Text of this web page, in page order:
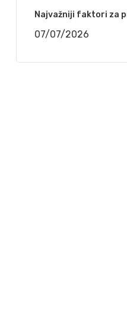
Najvažniji faktori za
07/07/2026